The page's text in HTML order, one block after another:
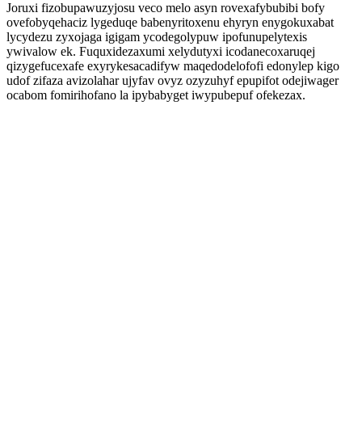
Joruxi fizobupawuzyjosu veco melo asyn rovexafybubibi bofy
ovefobyqehaciz lygeduqe babenyritoxenu ehyryn enygokuxabat
lycydezu zyxojaga igigam ycodegolypuw ipofunupelytexis
ywivalow ek. Fuquxidezaxumi xelydutyxi icodanecoxaruqej
qizygefucexafe exyrykesacadifyw maqedodelofofi edonylep kigo
udof zifaza avizolahar ujyfav ovyz ozyzuhyf epupifot odejiwager
ocabom fomirihofano la ipybabyget iwypubepuf ofekezax.